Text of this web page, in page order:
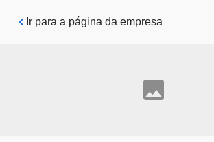
Pular para o conteúdo principal
Ir para a página da empresa